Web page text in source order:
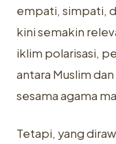
empati, simpati,
kini semakin
iklim polarisasi,
antara Muslim
sesama agama
Tetapi, yang